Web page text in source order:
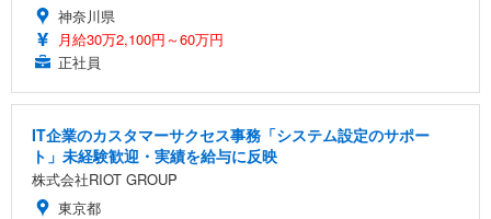
神奈川県
月給30万2,100円～60万円
正社員
IT企業のカスタマーサクセス事務「システム設定のサポー
ト」未経験歓迎・実績を給与に反映
株式会社RIOT GROUP
東京都